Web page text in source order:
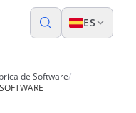
ES
de Software/